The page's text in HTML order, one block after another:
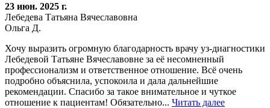
23 июн. 2025 г.
Лебедева Татьяна Вячеславовна
Ольга Д.
Хочу выразить огромную благодарность врачу уз-диагностики
Лебедевой Татьяне Вячеславовне за её несомненный
профессионализм и ответственное отношение. Всё очень
подробно объяснила, успокоила и дала дальнейшие
рекомендации. Спасибо за такое внимательное и чуткое
отношение к пациентам! Обязательно... Читать далее